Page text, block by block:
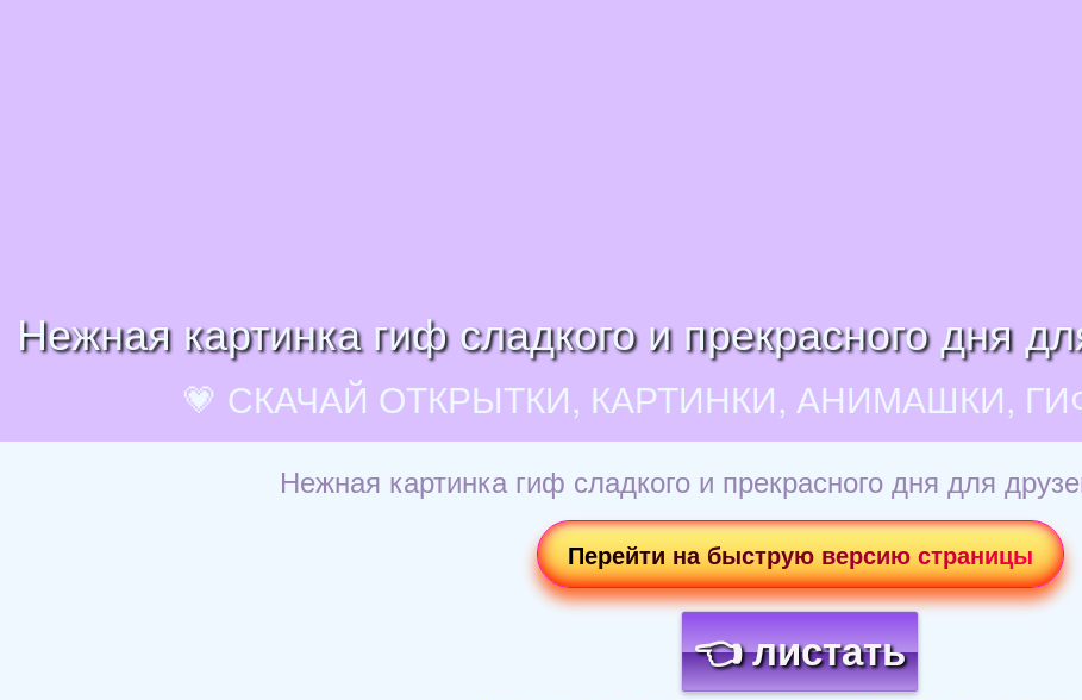
Нежная картинка гиф сладкого и прекрасного дня
💗 СКАЧАЙ ОТКРЫТКИ, КАРТИНКИ, АНИМАШКИ,
Нежная картинка гиф сладкого и прекрасного дня для
Перейти на быструю версию страницы
👈 листать